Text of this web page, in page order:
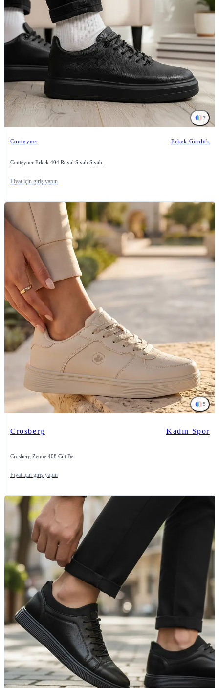
7
Conteyner Erkek Günlük
Conteyner Erkek 404 Royal Siyah Siyah
Fiyat için giriş yapın
5
Crosberg Kadın Spor
Crosberg Zenne 408 Cilt Bej
Fiyat için giriş yapın